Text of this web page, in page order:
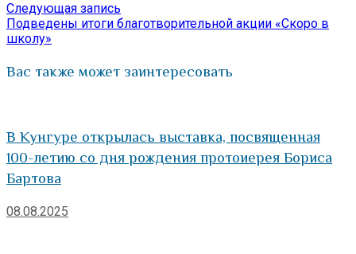
записям
Следующая запись
запись:
Подведены итоги благотворительной акции «Скоро в
школу»
Вас также может заинтересовать
В Кунгуре открылась выставка, посвященная
100-летию со дня рождения протоиерея Бориса
Бартова
08.08.2025